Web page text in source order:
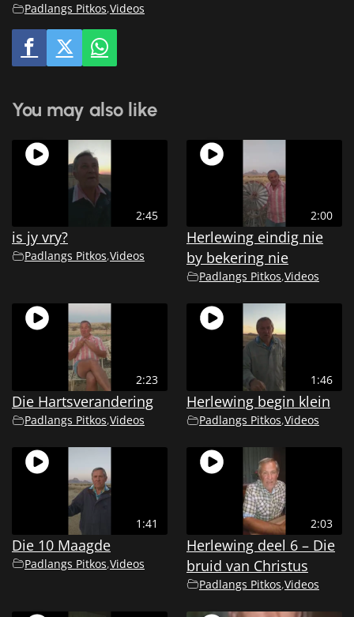
Padlangs Pitkos,Videos
You may also like
2:45
is jy vry?
Padlangs Pitkos,Videos
2:00
Herlewing eindig nie
by bekering nie
Padlangs Pitkos,Videos
2:23
Die Hartsverandering
Padlangs Pitkos,Videos
1:46
Herlewing begin klein
Padlangs Pitkos,Videos
1:41
Die 10 Maagde
Padlangs Pitkos,Videos
2:03
Herlewing deel 6 – Die
bruid van Christus
Padlangs Pitkos,Videos